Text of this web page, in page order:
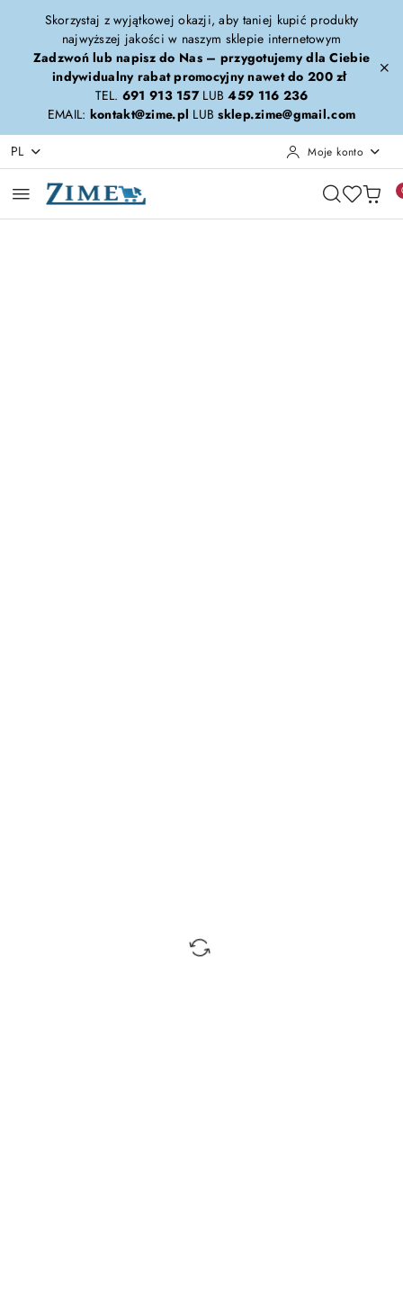
Przejdź do treści głównej
Przejdź do wyszukiwarki
Przejdź do moje konto
Przejdź do menu głównego
Przejdź do opisu produktu
Przejdź do stopki
Skorzystaj z wyjątkowej okazji, aby taniej kupić produkty
najwyższej jakości w naszym sklepie internetowym
Zadzwoń lub napisz do Nas – przygotujemy dla Ciebie
indywidualny rabat promocyjny nawet do 200 zł
TEL. 691 913 157LUB459 116 236
EMAIL: kontakt@zime.pl LUBsklep.zime@gmail.com
PL Moje konto